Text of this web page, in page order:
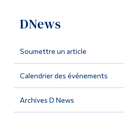
DNews
Soumettre un article
Calendrier des événements
Archives D News
Outils